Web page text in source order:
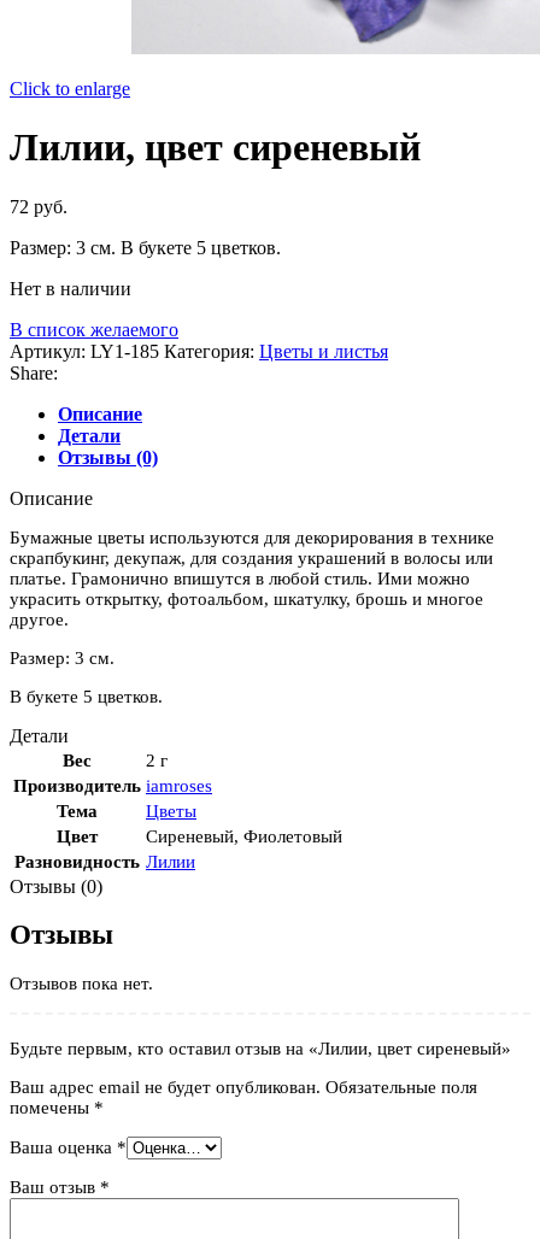
Click to enlarge
Лилии, цвет сиреневый
72 руб.
Размер: 3 см. В букете 5 цветков.
Нет в наличии
В список желаемого
Артикул: LY1-185 Категория: Цветы и листья
Share:
Описание
Детали
Отзывы (0)
Описание
Бумажные цветы используются для декорирования в технике
скрапбукинг, декупаж, для создания украшений в волосы или
платье. Грамонично впишутся в любой стиль. Ими можно
украсить открытку, фотоальбом, шкатулку, брошь и многое
другое.
Размер: 3 см.
В букете 5 цветков.
Детали
Вес
2 г
Производитель iamroses
Тема
Цветы
Цвет
Сиреневый, Фиолетовый
Разновидность Лилии
Отзывы (0)
Отзывы
Отзывов пока нет.
Будьте первым, кто оставил отзыв на «Лилии, цвет сиреневый»
Ваш адрес email не будет опубликован. Обязательные поля
помечены *
Ваша оценка *
Ваш отзыв *